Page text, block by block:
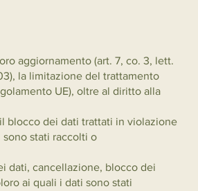
aggiornamento (art. 7, co. 3, lett.
la limitazione del trattamento
UE), oltre al diritto alla
blocco dei dati trattati in violazione
stati raccolti o
dati, cancellazione, blocco dei
ai quali i dati sono stati